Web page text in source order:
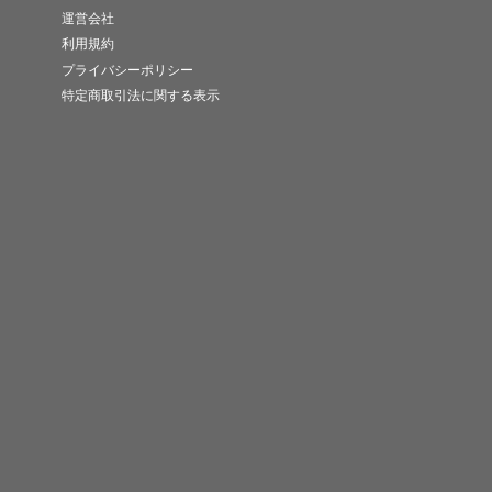
運営会社
利用規約
プライバシーポリシー
特定商取引法に関する表示